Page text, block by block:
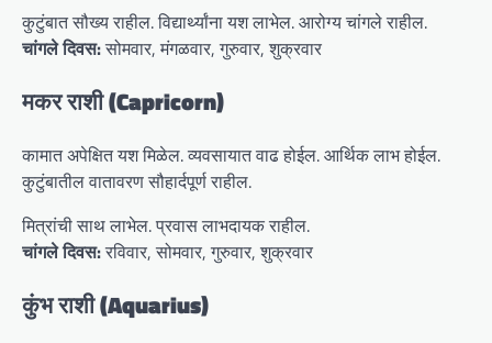
कुटुंबात सौख्य राहील. विद्यार्थ्यांना यश लाभेल. आरोग्य चांगले राहील.
चांगले दिवस:सोमवार, मंगळवार, गुरुवार, शुक्रवार
मकर राशी (Capricorn)
कामात अपेक्षित यश मिळेल. व्यवसायात वाढ होईल. आर्थिक लाभ होईल.
कुटुंबातील वातावरण सौहार्दपूर्ण राहील.
मित्रांची साथ लाभेल. प्रवास लाभदायक राहील.
चांगले दिवस:रविवार, सोमवार, गुरुवार, शुक्रवार
कुंभ राशी (Aquarius)